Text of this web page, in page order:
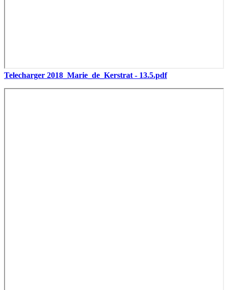
Telecharger 2018_Marie_de_Kerstrat - 13.5.pdf